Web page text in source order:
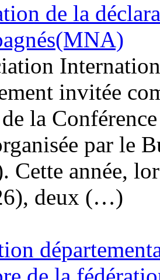
de la
invitée
la
par le
Cette année,
deux (…)